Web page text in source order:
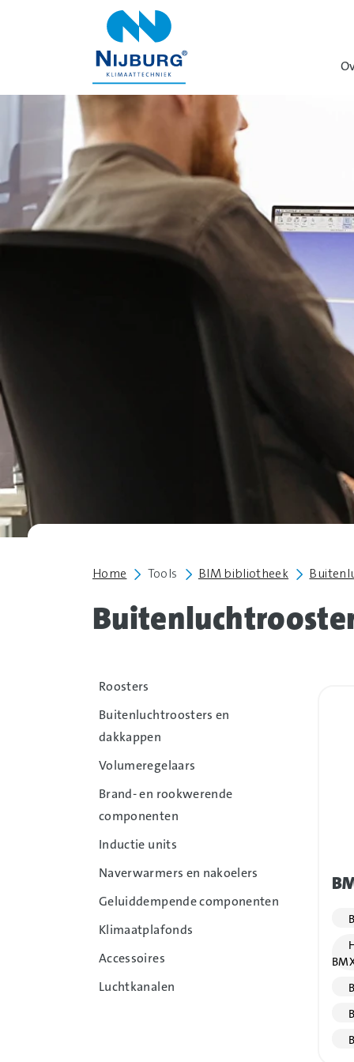
Home Tools BIM bibliotheek
Roosters
Buitenluchtroosters en
dakkappen
Volumeregelaars
Brand- en rookwerende
componenten
Inductie units
Naverwarmers en nakoelers
Geluiddempende componenten
Klimaatplafonds
Accessoires
Luchtkanalen